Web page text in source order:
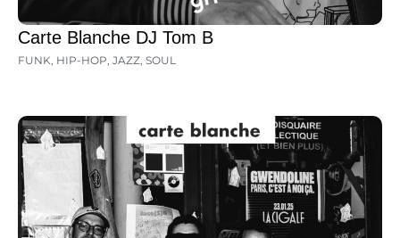
Carte Blanche DJ Tom B
FUNK, HIP-HOP, JAZZ, SOUL